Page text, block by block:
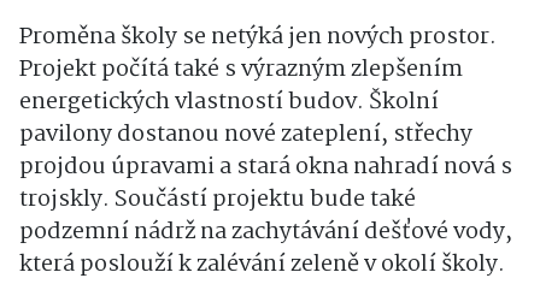
Proměna školy se netýká jen nových prostor.
Projekt počítá také s výrazným zlepšením
energetických vlastností budov. Školní
pavilony dostanou nové zateplení, střechy
projdou úpravami a stará okna nahradí nová s
trojskly. Součástí projektu bude také
podzemní nádrž na zachytávání dešťové vody,
která poslouží k zalévání zeleně v okolí školy.